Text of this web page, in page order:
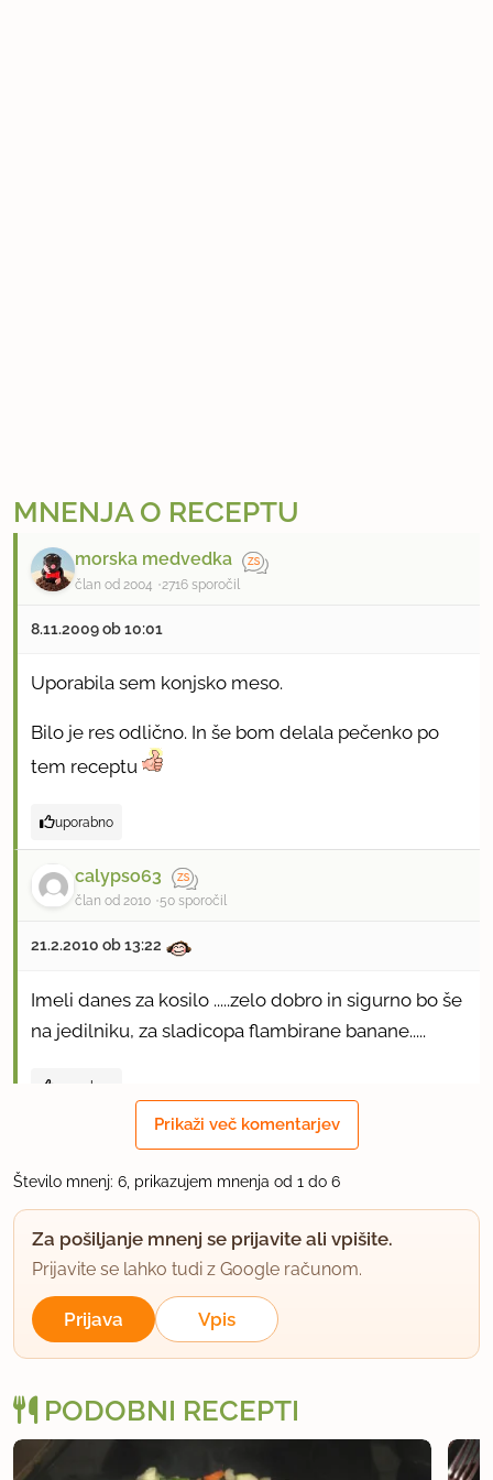
MNENJA O RECEPTU
morska medvedka
član od 2004 2716 sporočil
8.11.2009 ob 10:01
Uporabila sem konjsko meso.
Bilo je res odlično. In še bom delala pečenko po
tem receptu
uporabno
calypso63
član od 2010 50 sporočil
21.2.2010 ob 13:22
Imeli danes za kosilo .....zelo dobro in sigurno bo še
na jedilniku, za sladicopa flambirane banane.....
uporabno
17.5.2011 ob 15:51
Zelo dober recept. Telečjo bržolo sem počasi
dušila in se je fantastično prepojila s sokovi
zelenjave.
po receptu Marinke in popečen krompir v oblicah.
Prikaži več komentarjev
Število mnenj: 6, prikazujem mnenja od 1 do 6
Za pošiljanje mnenj se prijavite ali vpišite.
Prijavite se lahko tudi z Google računom.
Prijava Vpis
PODOBNI RECEPTI